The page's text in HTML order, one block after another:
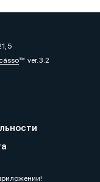
5
ver. 3.2